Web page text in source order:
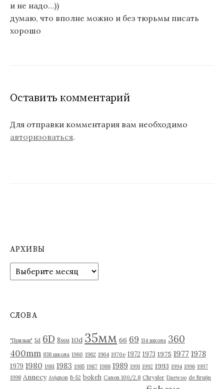
и не надо…))
думаю, что вполне можно и без тюрьмы писать
хорошо
Оставить комментарий
Для отправки комментария вам необходимо
авторизоваться.
АРХИВЫ
р
в
СЛОВА
"Призыв" 5d 6D 8мм 10d 35мм 66 69 114 школа 360
400mm 838 школа 1960 1962 1964 1970е 1972 1973 1975 1977 1978
1979 1980 1981 1983 1985 1987 1988 1989 1991 1992 1993 1994 1996 1997
1998 Annecy Avignon B-52 bokeh Canon 100/2.8 Chrysler Daewoo de Bruijn